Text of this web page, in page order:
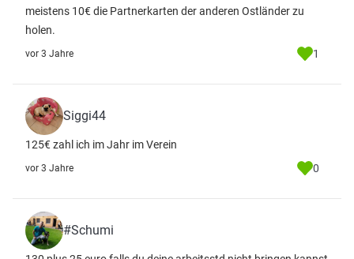
meistens 10€ die Partnerkarten der anderen Ostländer zu
holen.
vor 3 Jahre 1
Siggi44
125€ zahl ich im Jahr im Verein
vor 3 Jahre 0
#Schumi